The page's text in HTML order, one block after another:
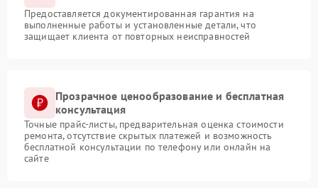
Предоставляется документированная гарантия на
выполненные работы и установленные детали, что
защищает клиента от повторных неисправностей
Прозрачное ценообразование и бесплатная
консультация
Точные прайс-листы, предварительная оценка стоимости
ремонта, отсутствие скрытых платежей и возможность
бесплатной консультации по телефону или онлайн на
сайте